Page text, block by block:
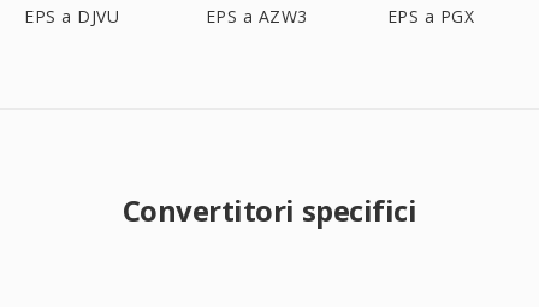
EPS a DJVU EPS a AZW3 EPS a PGX
Convertitori specifici